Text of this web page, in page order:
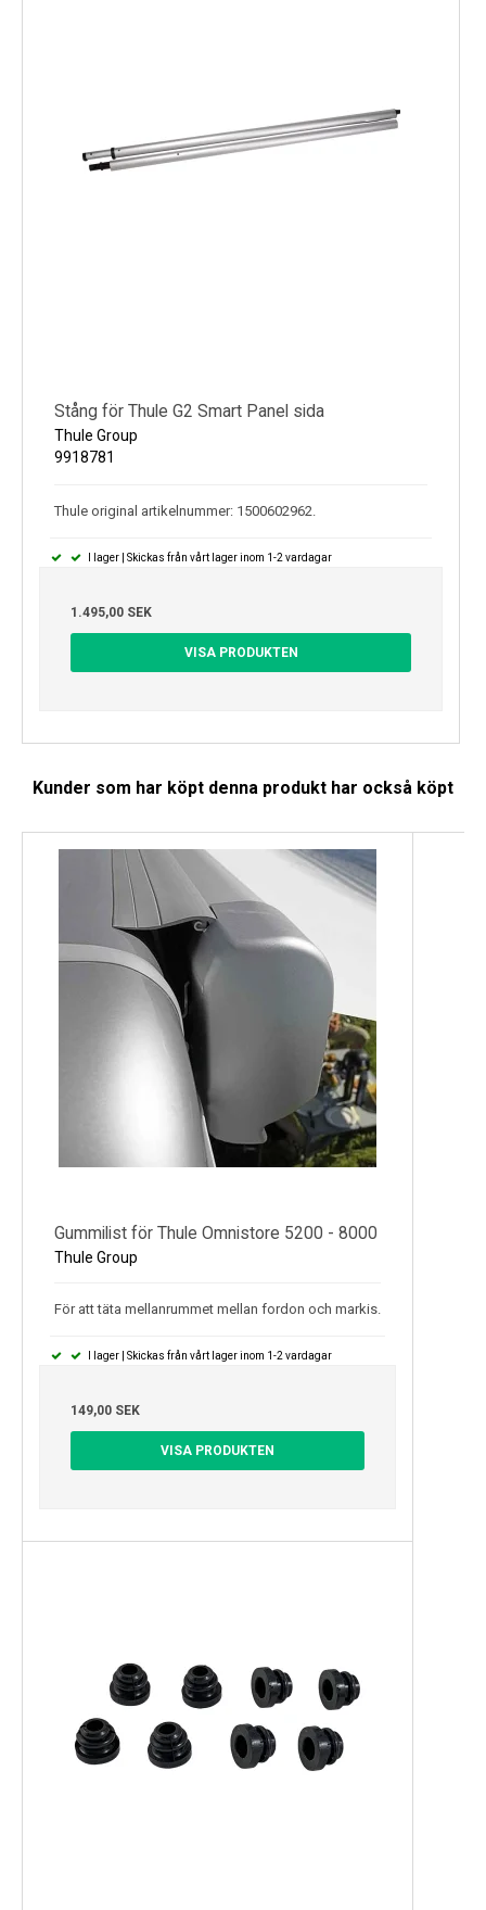
Stång för Thule G2 Smart Panel sida
Thule Group
9918781
Thule original artikelnummer: 1500602962.
I lager | Skickas från vårt lager inom 1-2 vardagar
1.495,00 SEK
VISA PRODUKTEN
Kunder som har köpt denna produkt har också köpt
Gummilist för Thule Omnistore 5200 - 8000
Thule Group
För att täta mellanrummet mellan fordon och markis.
I lager | Skickas från vårt lager inom 1-2 vardagar
149,00 SEK
VISA PRODUKTEN